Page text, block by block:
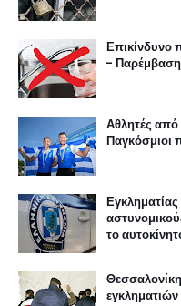
Επικίνδυνο
- Παρέμβαση
Αθλητές
Παγκόσμιοι
το